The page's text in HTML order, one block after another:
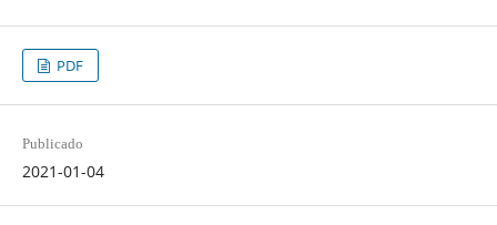
PDF
Publicado
2021-01-04